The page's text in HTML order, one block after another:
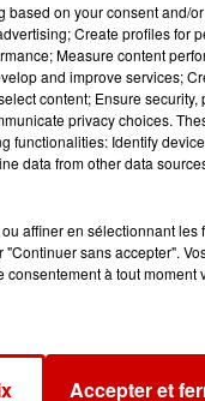
based on your consent and/
Create profiles for
Measure content
and improve services;
content; Ensure
privacy choices.
functionalities: Identify
data from other data
affiner en sélectionnant
sans accepter".
à tout
Accepter et